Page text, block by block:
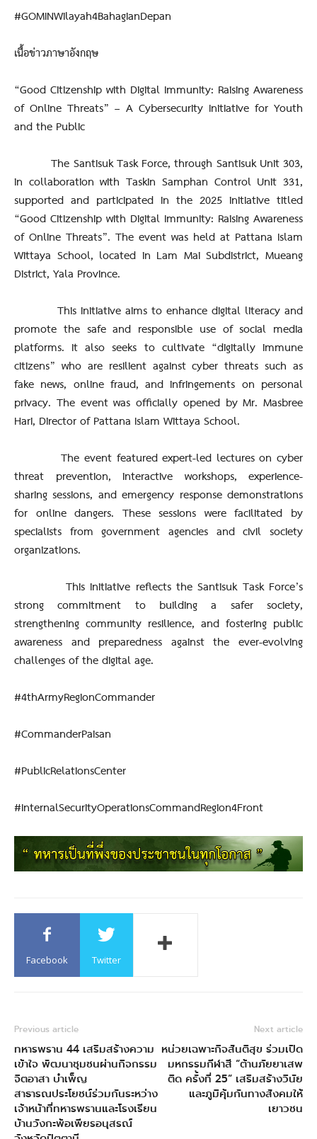
#GOMINWilayah4BahagianDepan
เนื้อข่าวภาษาอังกฤษ
“Good Citizenship with Digital Immunity: Raising Awareness
of Online Threats” – A Cybersecurity Initiative for Youth
and the Public
The Santisuk Task Force, through Santisuk Unit 303,
in collaboration with Taskin Samphan Control Unit 331,
supported and participated in the 2025 initiative titled
“Good Citizenship with Digital Immunity: Raising Awareness
of Online Threats”. The event was held at Pattana Islam
Wittaya School, located in Lam Mai Subdistrict, Mueang
District, Yala Province.
This initiative aims to enhance digital literacy and
promote the safe and responsible use of social media
platforms. It also seeks to cultivate “digitally immune
citizens” who are resilient against cyber threats such as
fake news, online fraud, and infringements on personal
privacy. The event was officially opened by Mr. Masbree
Hari, Director of Pattana Islam Wittaya School.
The event featured expert-led lectures on cyber
threat prevention, interactive workshops, experience-
sharing sessions, and emergency response demonstrations
for online dangers. These sessions were facilitated by
specialists from government agencies and civil society
organizations.
This initiative reflects the Santisuk Task Force’s
strong commitment to building a safer society,
strengthening community resilience, and fostering public
awareness and preparedness against the ever-evolving
challenges of the digital age.
#4thArmyRegionCommander
#CommanderPaisan
#PublicRelationsCenter
#InternalSecurityOperationsCommandRegion4Front
Facebook Twitter
Previous article
ทหารพราน 44 เสริมสร้างความ
เข้าใจ พัฒนาชุมชนผ่านกิจกรรม
จิตอาสา บำเพ็ญ
สาธารณประโยชน์ร่วมกันระหว่าง
เจ้าหน้าที่ทหารพรานและโรงเรียน
บ้านวังกะพ้อเพียรอนุสรณ์
Next article
หน่วยเฉพาะกิจสันติสุข ร่วมเปิด
มหกรรมกีฬาสี “ต้านภัยยาเสพ
ติด ครั้งที่ 25” เสริมสร้างวินัย
และภูมิคุ้มกันทางสังคมให้
เยาวชน